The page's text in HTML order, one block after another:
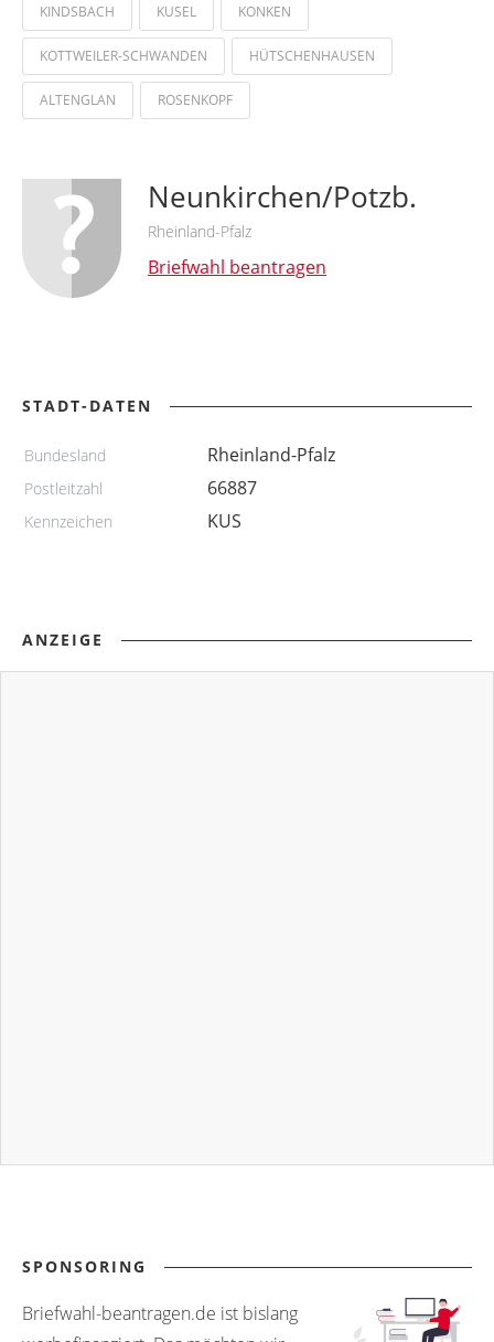
KINDSBACH KUSEL KONKEN
KOTTWEILER-SCHWANDEN HÜTSCHENHAUSEN
ALTENGLAN ROSENKOPF
Neunkirchen/Potzb.
Rheinland-Pfalz
Briefwahl beantragen
STADT-DATEN
Bundesland Rheinland-Pfalz
Postleitzahl 66887
Kennzeichen KUS
ANZEIGE
SPONSORING
Briefwahl-beantragen.de ist bislang